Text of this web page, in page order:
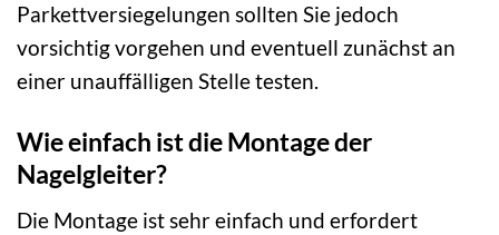
Parkettversiegelungen sollten Sie jedoch
vorsichtig vorgehen und eventuell zunächst an
einer unauffälligen Stelle testen.
Wie einfach ist die Montage der
Nagelgleiter?
Die Montage ist sehr einfach und erfordert